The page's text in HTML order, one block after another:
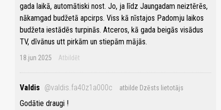
gada laikā, automātiski nost. Jo, ja līdz Jaungadam neiztērēs,
nākamgad budžetā apcirps. Viss kā nīstajos Padomju laikos
budžeta iestādēs turpinās. Atceros, kā gada beigās visādus
TV, dīvānus utt pirkām un stiepām mājās.
18.jun 2025 Atbildēt
Valdis @valdis.fa40z1a000c atbilde Dzēsts lietotājs
Godātie draugi !